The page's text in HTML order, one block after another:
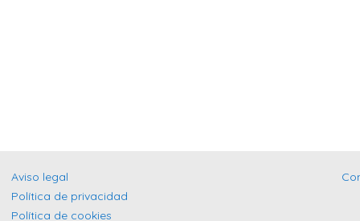
Aviso legal
Política de privacidad
Política de cookies